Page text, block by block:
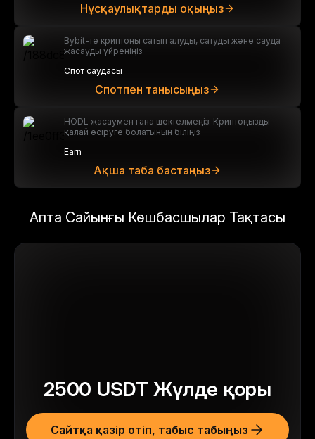
Нұсқаулықтарды оқыңыз
Bybit-те криптоны сатып алуды, сатуды және сауда
жасауды үйреніңіз
Спот саудасы
Спотпен танысыңыз
HODL жасаумен ғана шектелмеңіз: Криптоңызды
қалай өсіруге болатынын біліңіз
Earn
Ақша таба бастаңыз
Апта Сайынғы Көшбасшылар Тақтасы
2500 USDT Жүлде қоры
Сайтқа қазір өтіп, табыс табыңыз